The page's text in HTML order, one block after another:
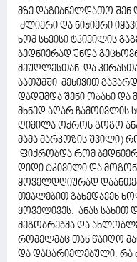
მზე დაგიბნელდათო შენ
ძლიერი და ნიჭიერი
ხომ სხვისი ტკივილის
ბედნიერად უნდა
მეუღლესთან და
ბათუმში მეხივით
დადუმდა შენი ოჯახი და
მხნედ აღარ ჩამოივლის
ღიმილა ოქროს გოგო
მამა მარკოზის შვილი)
ფიქრობდა რომ
დიდი ტკივილი და
ყოველდღიურად
თვალებით გახედავენ
ყოველივეს. ანას სახით
მეგობრებმა და
რომელმაც თან წაიღო
და დაცარიელებული. რა